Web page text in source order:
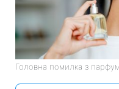
Головна помилка з